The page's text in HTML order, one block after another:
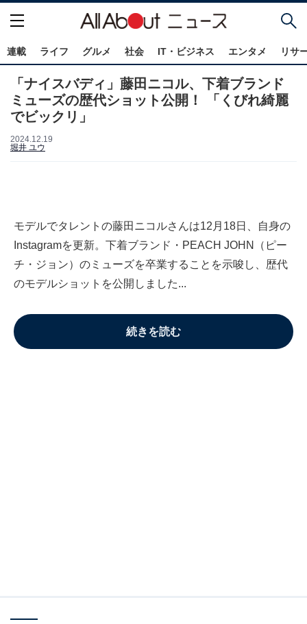
連載 ライフ グルメ 社会 IT・ビジネス エンタメ リサ
「ナイスバディ」藤田ニコル、下着ブランド
ミューズの歴代ショット公開！ 「くびれ綺麗
でビックリ」
2024.12.19
堀井 ユウ
モデルでタレントの藤田ニコルさんは12月18日、自身の
Instagramを更新。下着ブランド・PEACH JOHN（ピー
チ・ジョン）のミューズを卒業することを示唆し、歴代
のモデルショットを公開しました...
続きを読む